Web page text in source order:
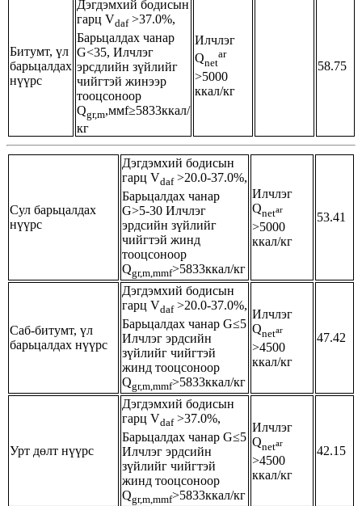
Битумт, үл
барьцалдах
нүүрс
Дэгдэмхий бодисын
гарц Vdaf>37.0%,
Барьцалдах чанар
G<35, Илчлэг
эрсдлийн зүйлийг
чийгтэй жинээр
тооцсоноор
Qgr,m,ммf≥5833ккал/
кг
Илчлэг
Qnet
ar
>5000
ккал/кг
58.75
Сул барьцалдах
нүүрс
Дэгдэмхий бодисын
гарц Vdaf>20.0-37.0%,
Барьцалдах чанар
G>5-30 Илчлэг
эрдсийн зүйлийг
чийгтэй жинд
тооцсоноор
Qgr,m,mmf>5833ккал/кг
Илчлэг
Qnetar
>5000
ккал/кг
53.41
Саб-битумт, үл
барьцалдах нүүрс
Дэгдэмхий бодисын
гарц Vdaf>20.0-37.0%,
Барьцалдах чанар G≤5
Илчлэг эрдсийн
зүйлийг чийгтэй
жинд тооцсоноор
Qgr,m,mmf>5833ккал/кг
Илчлэг
Qnetar
>4500
ккал/кг
47.42
Урт дөлт нүүрс
Дэгдэмхий бодисын
гарц Vdaf>37.0%,
Барьцалдах чанар G≤5
Илчлэг эрдсийн
зүйлийг чийгтэй
жинд тооцсоноор
Qgr,m,mmf>5833ккал/кг
Илчлэг
Qnetar
>4500
ккал/кг
42.15